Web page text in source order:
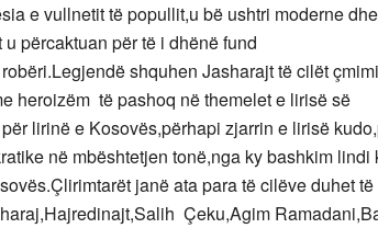
e vullnetit të popullit,u bë ushtri moderne
përcaktuan për të i dhënë fund
shquhen Jasharajt të cilët
heroizëm të pashoq në themelet e lirisë së
lirinë e Kosovës,përhapi zjarrin e lirisë
në mbështetjen tonë,nga ky bashkim lindi
janë ata para të cilëve duhet të
Çeku,Agim